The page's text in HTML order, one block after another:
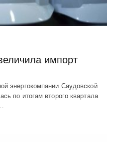
импорт
энергокомпании Саудовской
по итогам второго квартала